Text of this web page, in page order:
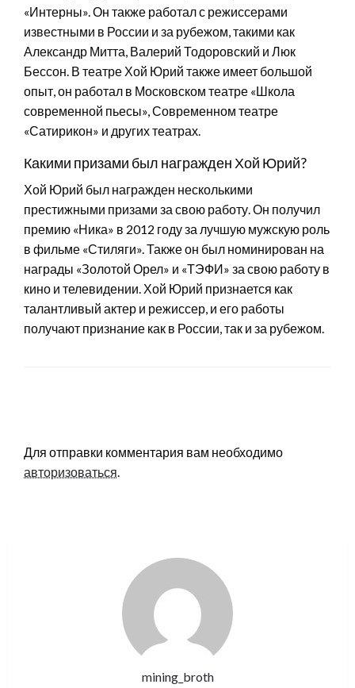
«Интерны». Он также работал с режиссерами
известными в России и за рубежом, такими как
Александр Митта, Валерий Тодоровский и Люк
Бессон. В театре Хой Юрий также имеет большой
опыт, он работал в Московском театре «Школа
современной пьесы», Современном театре
«Сатирикон» и других театрах.
Какими призами был награжден Хой Юрий?
Хой Юрий был награжден несколькими
престижными призами за свою работу. Он получил
премию «Ника» в 2012 году за лучшую мужскую роль
в фильме «Стиляги». Также он был номинирован на
награды «Золотой Орел» и «ТЭФИ» за свою работу в
кино и телевидении. Хой Юрий признается как
талантливый актер и режиссер, и его работы
получают признание как в России, так и за рубежом.
Для отправки комментария вам необходимо
авторизоваться.
mining_broth